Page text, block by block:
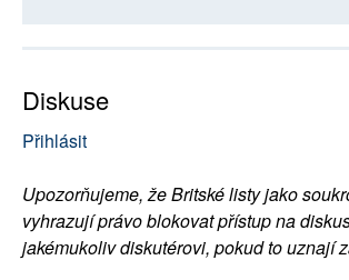
Diskuse
Přihlásit
Upozorňujeme, že Britské listy jako
vyhrazují právo blokovat přístup na
jakémukoliv diskutérovi, pokud to uznají